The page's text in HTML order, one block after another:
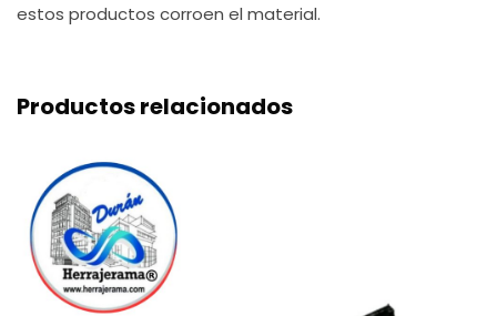
estos productos corroen el material.
Productos relacionados